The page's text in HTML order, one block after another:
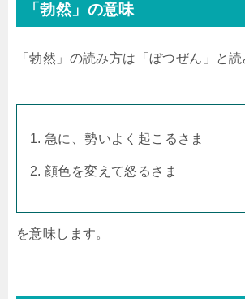
「勃然」の意味
「勃然」の読み方は「ぼつぜん」と読
急に、勢いよく起こるさま
顔色を変えて怒るさま
を意味します。